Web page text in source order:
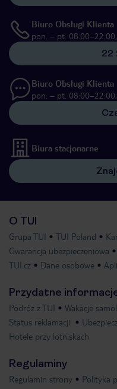
Biuro Obsługi Klienta
pon. – pt.
22
Biuro Obsługi Klienta
pon. – pt.
Biura stacjonarne
O TUI
Grupa TUI TUI Poland
Gwarancja ubezpieczeniowa
TUI.cz
Dane osobowe
Przydatne
Podróż z TUI Wakacje
Status reklamacji
Hotele przy lotniskach
Regulaminy
Regulamin strony Polityka